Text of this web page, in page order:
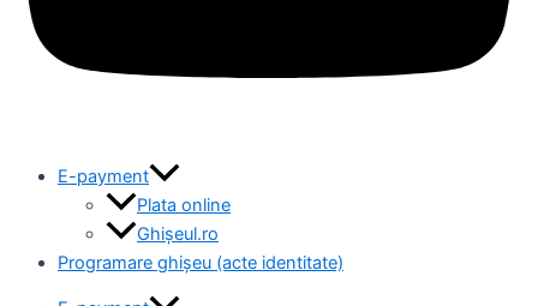
E-payment
Plata online
Ghișeul.ro
Programare ghișeu (acte identitate)